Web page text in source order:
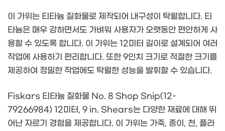
이 가위는 티타늄 질화물로 제작되어 내구성이 탁월합니다. 티
타늄은 매우 강하면서도 가벼워 사용자가 오랫동안 편안하게 사
용할 수 있도록 합니다. 이 가위는 12미터 길이로 설계되어 여러
작업에 사용하기 편리합니다. 또한 9인치 크기로 적절한 크기를
제공하여 정밀한 작업에도 탁월한 성능을 발휘할 수 있습니다.
Fiskars 티타늄 질화물 No. 8 Shop Snip(12-
79266984) 12미터, 9 in. Shears는 다양한 재료에 대해 뛰
어난 자르기 경험을 제공합니다. 이 가위는 가죽, 종이, 천, 플라